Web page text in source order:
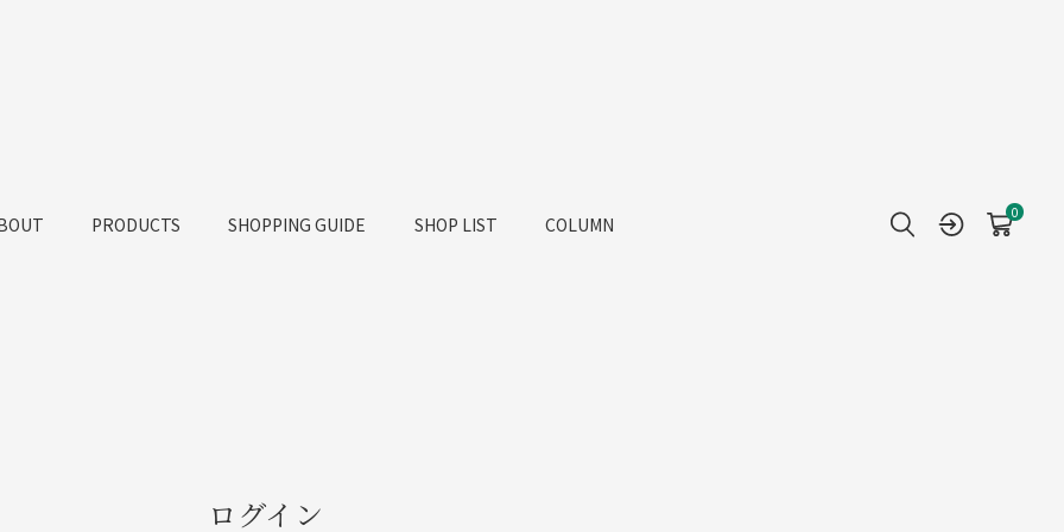
PRODUCTS SHOPPING GUIDE SHOP LIST COLUMN 0
ログイン